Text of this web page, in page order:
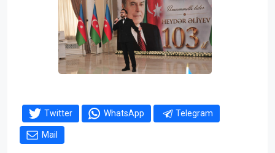
Twitter WhatsApp Telegram
Mail